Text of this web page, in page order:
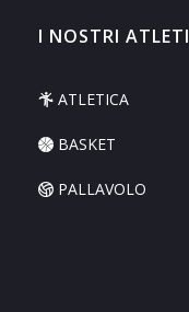
I NOSTRI ATLETI
ATLETICA
BASKET
PALLAVOLO